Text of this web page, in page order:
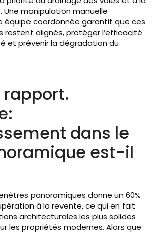
Une manipulation manuelle
équipe coordonnée garantit que ces
restent alignés, protéger l’efficacité
et prévenir la dégradation du
dans le
est-il
panoramiques donne un 60%
à la revente, ce qui en fait
architecturales les plus solides
les propriétés modernes. Alors que